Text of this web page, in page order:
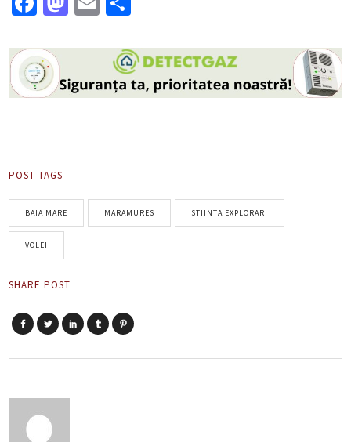
POST TAGS
BAIA MARE MARAMURES STIINTA EXPLORARI
VOLEI
SHARE POST